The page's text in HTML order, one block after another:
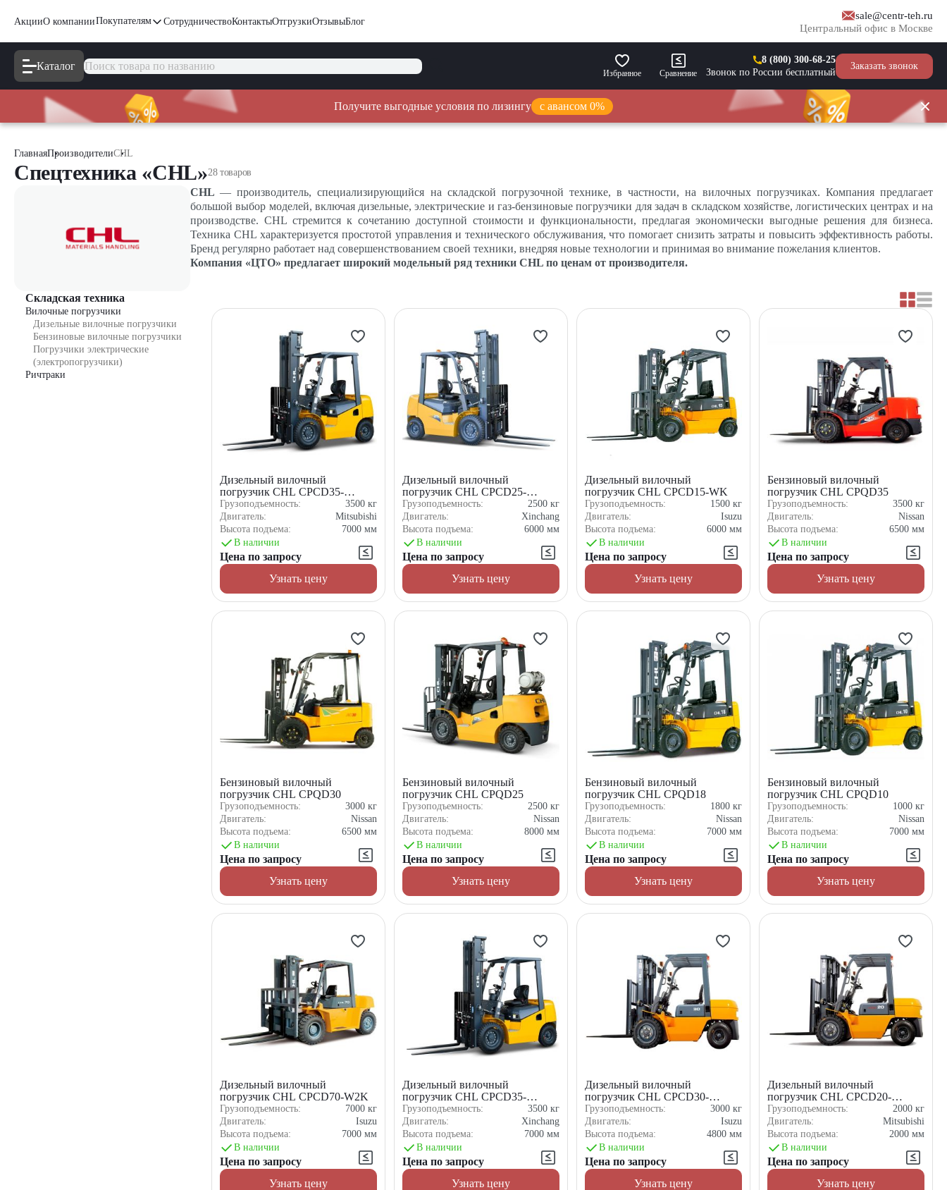
АкцииО компанииПокупателям СотрудничествоКонтактыОтгрузкиОтзывыБлог
sale@centr-teh.ru
Центральный офис в Москве
Каталог
Избранное Сравнение
8 (800) 300-68-25
Звонок по России бесплатный
Заказать звонок
Получите выгодные условия по лизингу с авансом 0%
ГлавнаяПроизводителиCHL
Спецтехника «CHL»28 товаров
CHL— производитель, специализирующийся на складской погрузочной технике, в частности, на вилочных погрузчиках. Компания предлагает
большой выбор моделей, включая дизельные, электрические и газ-бензиновые погрузчики для задач в складском хозяйстве, логистических центрах и на
производстве. CHL стремится к сочетанию доступной стоимости и функциональности, предлагая экономически выгодные решения для бизнеса.
Техника CHL характеризуется простотой управления и технического обслуживания, что помогает снизить затраты и повысить эффективность работы.
Бренд регулярно работает над совершенствованием своей техники, внедряя новые технологии и принимая во внимание пожелания клиентов.
Компания «ЦТО» предлагает широкий модельный ряд техники CHL по ценам от производителя.
Складская техника
Вилочные погрузчики
Дизельные вилочные погрузчики
Бензиновые вилочные погрузчики
Погрузчики электрические
(электропогрузчики)
Ричтраки
Дизельный вилочный
погрузчик CHL CPCD35-
M1K2C
Грузоподъемность: 3500 кг
Двигатель:
Mitsubishi
Высота подъема:
7000 мм
В наличии
Цена по запросу
Узнать цену
Дизельный вилочный
погрузчик CHL CPCD25-
XC5K2C
Грузоподъемность: 2500 кг
Двигатель:
Xinchang
Высота подъема:
6000 мм
В наличии
Цена по запросу
Узнать цену
Дизельный вилочный
погрузчик CHL CPCD15-WK
Грузоподъемность: 1500 кг
Двигатель:
Isuzu
Высота подъема:
6000 мм
В наличии
Цена по запросу
Узнать цену
Бензиновый вилочный
погрузчик CHL CPQD35
Грузоподъемность: 3500 кг
Двигатель:
Nissan
Высота подъема:
6500 мм
В наличии
Цена по запросу
Узнать цену
Бензиновый вилочный
погрузчик CHL CPQD30
Грузоподъемность: 3000 кг
Двигатель:
Nissan
Высота подъема:
6500 мм
В наличии
Цена по запросу
Узнать цену
Бензиновый вилочный
погрузчик CHL CPQD25
Грузоподъемность: 2500 кг
Двигатель:
Nissan
Высота подъема:
8000 мм
В наличии
Цена по запросу
Узнать цену
Бензиновый вилочный
погрузчик CHL CPQD18
Грузоподъемность: 1800 кг
Двигатель:
Nissan
Высота подъема:
7000 мм
В наличии
Цена по запросу
Узнать цену
Бензиновый вилочный
погрузчик CHL CPQD10
Грузоподъемность: 1000 кг
Двигатель:
Nissan
Высота подъема:
7000 мм
В наличии
Цена по запросу
Узнать цену
Дизельный вилочный
погрузчик CHL CPCD70-W2K
Грузоподъемность: 7000 кг
Двигатель:
Isuzu
Высота подъема:
7000 мм
В наличии
Цена по запросу
Узнать цену
Дизельный вилочный
погрузчик CHL CPCD35-
XC5K2C
Грузоподъемность: 3500 кг
Двигатель:
Xinchang
Высота подъема:
7000 мм
В наличии
Цена по запросу
Узнать цену
Дизельный вилочный
погрузчик CHL CPCD30-
WS1K2C
Грузоподъемность: 3000 кг
Двигатель:
Isuzu
Высота подъема:
4800 мм
В наличии
Цена по запросу
Узнать цену
Дизельный вилочный
погрузчик CHL CPCD20-
M1K2C
Грузоподъемность: 2000 кг
Двигатель:
Mitsubishi
Высота подъема:
2000 мм
В наличии
Цена по запросу
Узнать цену